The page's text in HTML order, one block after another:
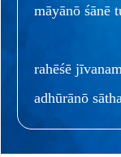
māyānō śānē
rahēśē
adhūrānō